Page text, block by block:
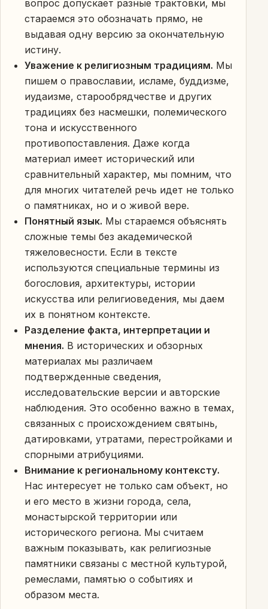
вопрос допускает разные трактовки, мы
стараемся это обозначать прямо, не
выдавая одну версию за окончательную
истину.
Уважение к религиозным традициям. Мы
пишем о православии, исламе, буддизме,
иудаизме, старообрядчестве и других
традициях без насмешки, полемического
тона и искусственного
противопоставления. Даже когда
материал имеет исторический или
сравнительный характер, мы помним, что
для многих читателей речь идет не только
о памятниках, но и о живой вере.
Понятный язык. Мы стараемся объяснять
сложные темы без академической
тяжеловесности. Если в тексте
используются специальные термины из
богословия, архитектуры, истории
искусства или религиоведения, мы даем
их в понятном контексте.
Разделение факта, интерпретации и
мнения. В исторических и обзорных
материалах мы различаем
подтвержденные сведения,
исследовательские версии и авторские
наблюдения. Это особенно важно в темах,
связанных с происхождением святынь,
датировками, утратами, перестройками и
спорными атрибуциями.
Внимание к региональному контексту.
Нас интересует не только сам объект, но
и его место в жизни города, села,
монастырской территории или
исторического региона. Мы считаем
важным показывать, как религиозные
памятники связаны с местной культурой,
ремеслами, памятью о событиях и
образом места.